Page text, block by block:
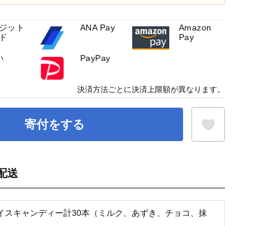
寄付をする
送
スキャンディー計30本（ミルク、あずき、チョコ、抹
ット
ANA Pay
Amazon
Pay
PayPay
決済方法ごとに決済上限額が異なります。